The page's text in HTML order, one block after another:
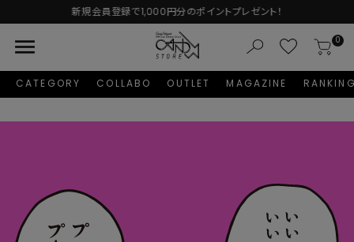
新規会員登録で1,000円分のポイントプレゼント！
menu 0
CATEGORY COLLABO OUTLET MAGAZINE